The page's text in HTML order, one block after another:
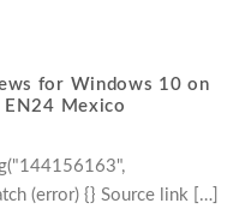
for Windows 10 on
EN24 Mexico
(error) {} Source link […]